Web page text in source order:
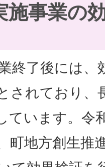
施事業の
終了後には、
されており、
ています。令
町地方創生推